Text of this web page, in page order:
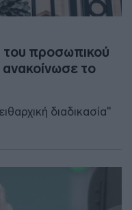
του προσωπικού
το
διαδικασία"